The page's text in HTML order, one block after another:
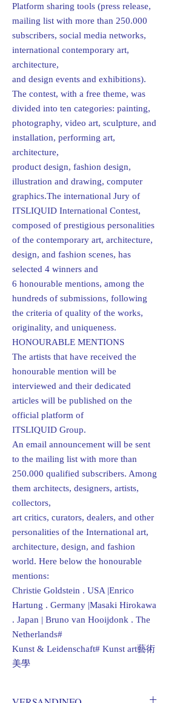
Platform sharing tools (press release,
mailing list with more than 250.000
subscribers, social media networks,
international contemporary art,
architecture,
and design events and exhibitions).
The contest, with a free theme, was
divided into ten categories: painting,
photography, video art, sculpture, and
installation, performing art,
architecture,
product design, fashion design,
illustration and drawing, computer
graphics.The international Jury of
ITSLIQUID International Contest,
composed of prestigious personalities
of the contemporary art, architecture,
design, and fashion scenes, has
selected 4 winners and
6 honourable mentions, among the
hundreds of submissions, following
the criteria of quality of the works,
originality, and uniqueness.
HONOURABLE MENTIONS
The artists that have received the
honourable mention will be
interviewed and their dedicated
articles will be published on the
official platform of
ITSLIQUID Group.
An email announcement will be sent
to the mailing list with more than
250.000 qualified subscribers. Among
them architects, designers, artists,
collectors,
art critics, curators, dealers, and other
personalities of the International art,
architecture, design, and fashion
world. Here below the honourable
mentions:
Christie Goldstein . USA |Enrico
Hartung . Germany |Masaki Hirokawa
. Japan | Bruno van Hooijdonk . The
Netherlands#
Kunst & Leidenschaft# Kunst art藝術
美學